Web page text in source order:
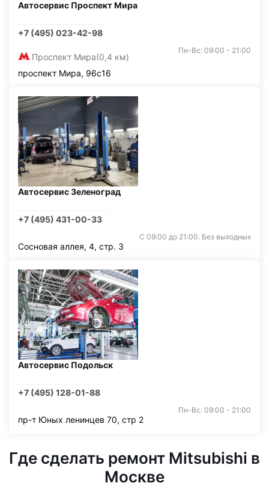
Автосервис Проспект Мира
+7 (495) 023-42-98
Проспект Мира(0,4 км)
Пн-Вс: 09:00 - 21:00
проспект Мира, 96с16
Автосервис Зеленоград
+7 (495) 431-00-33
С 09:00 до 21:00. Без выходных
Сосновая аллея, 4, стр. 3
Автосервис Подольск
+7 (495) 128-01-88
Пн-Вс: 09:00 - 21:00
пр-т Юных ленинцев 70, стр 2
Где сделать ремонт Mitsubishi в
Москве